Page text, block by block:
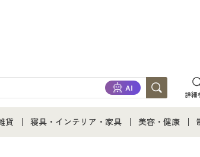
詳細
貨 寝具・インテリア・家具 美容・健康